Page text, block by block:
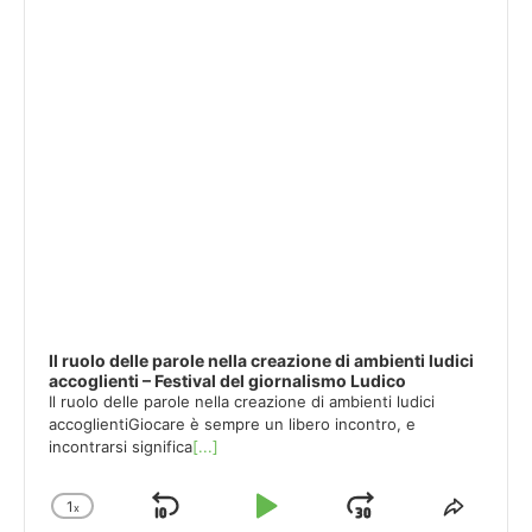
Il ruolo delle parole nella creazione di ambienti ludici
accoglienti – Festival del giornalismo Ludico
Il ruolo delle parole nella creazione di ambienti ludici
accoglientiGiocare è sempre un libero incontro, e
incontrarsi significa[...]
Change
1x
Skip
Play
Jump Share